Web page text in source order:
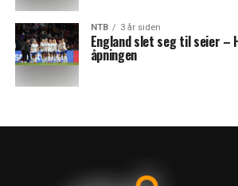
NTB 3 år siden
England slet seg til seier –
åpningen